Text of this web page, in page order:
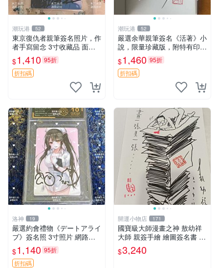
潮玩港 52
東京復仇者親筆簽名照片，作
者手寫留念 3寸收藏品 面簽
珍藏 東京裡ベンジャーズ 畫
家原創 約3x5.5cm 簽名版 國
際帶回國 東京Revengers
$1,410 95折
折扣碼
潮玩港 52
嚴選余華親筆簽名《活著》小
說，限量珍藏版，附特有印
章。 活著 小說 簽名書
$1,460 95折
折扣碼
洛神 19
嚴選約會禮物《デートアライ
ブ》簽名照 3寸照片 網路原
圖 實物美 希望與你見面 デー
トアライブ 簽名照 收藏品
$1,140 95折
折扣碼
開運小物店 171
國寶級大師漫畫之神 敖幼祥
大師 親簽手繪 繪圖簽名書 機
會難得敖大師一輩子繪圖創作
多年有一句老師最金典名言
$3,240